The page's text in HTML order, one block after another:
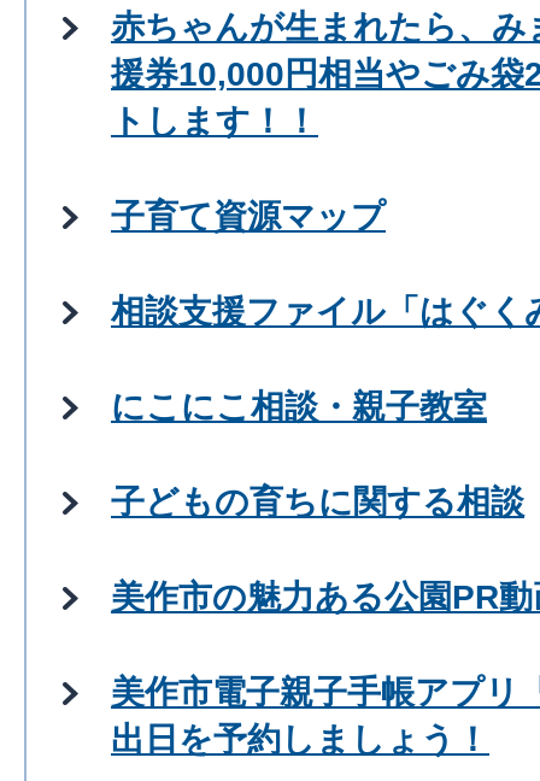
赤ちゃんが生まれたら、み
援券10,000円相当やごみ
トします！！
子育て資源マップ
相談支援ファイル「はぐく
にこにこ相談・親子教室
子どもの育ちに関する相談
美作市の魅力ある公園PR
美作市電子親子手帳アプリ
出日を予約しましょう！